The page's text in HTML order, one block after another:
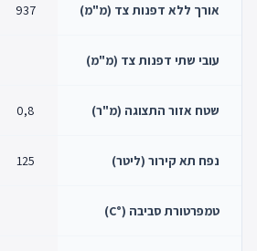
אורך ללא דפנות צד (מ"מ) 937
עובי שתי דפנות צד (מ"מ)
שטח אזור התצוגה (מ"ר) 0,8
נפח תא קירור (ליטר) 125
טמפרטורת סביבה (°C)